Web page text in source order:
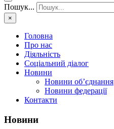
Пошук...
×
Головна
Про нас
Діяльність
Соціальний діалог
Новини
Новини об’єднання
Новини федерації
Контакти
Новини